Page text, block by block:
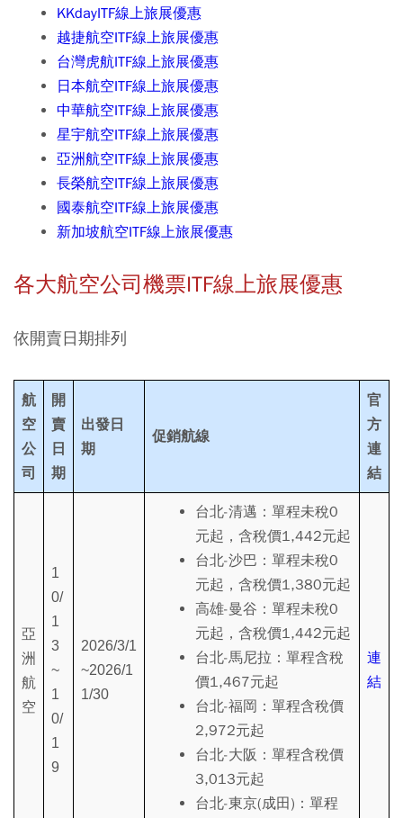
KKdayITF線上旅展優惠
越捷航空ITF線上旅展優惠
台灣虎航ITF線上旅展優惠
日本航空ITF線上旅展優惠
中華航空ITF線上旅展優惠
星宇航空ITF線上旅展優惠
亞洲航空ITF線上旅展優惠
長榮航空ITF線上旅展優惠
國泰航空ITF線上旅展優惠
新加坡航空ITF線上旅展優惠
各大航空公司機票ITF線上旅展優惠
依開賣日期排列
航
空
公
司
開
賣
日
期
出發日
期
促銷航線
官
方
連
結
亞
洲
航
空
1
0/
1
3
~
1
0/
1
9
2026/3/1
~2026/1
1/30
台北-清邁：單程未稅0
元起，含稅價1,442元起
台北-沙巴：單程未稅0
元起，含稅價1,380元起
高雄-曼谷：單程未稅0
元起，含稅價1,442元起
台北-馬尼拉：單程含稅
價1,467元起
台北-福岡：單程含稅價
2,972元起
台北-大阪：單程含稅價
3,013元起
台北-東京(成田)：單程
連
結